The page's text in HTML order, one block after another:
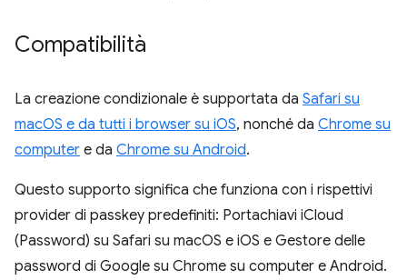
Compatibilità
La creazione condizionale è supportata da Safari su
macOS e da tutti i browser su iOS, nonché da Chrome su
computer e da Chrome su Android.
Questo supporto significa che funziona con i rispettivi
provider di passkey predefiniti: Portachiavi iCloud
(Password) su Safari su macOS e iOS e Gestore delle
password di Google su Chrome su computer e Android.